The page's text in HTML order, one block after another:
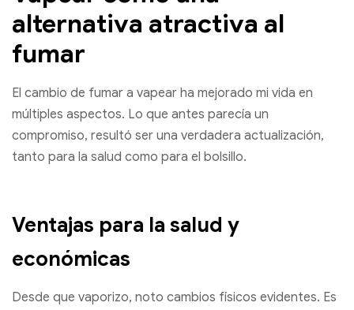
alternativa atractiva al
fumar
El cambio de fumar a vapear ha mejorado mi vida en
múltiples aspectos. Lo que antes parecía un
compromiso, resultó ser una verdadera actualización,
tanto para la salud como para el bolsillo.
Ventajas para la salud y
económicas
Desde que vaporizo, noto cambios físicos evidentes. Es